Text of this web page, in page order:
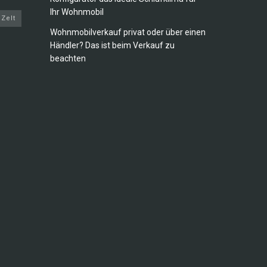
Zelt
Ihr Wohnmobil
Wohnmobilverkauf privat oder über einen
Händler? Das ist beim Verkauf zu
beachten